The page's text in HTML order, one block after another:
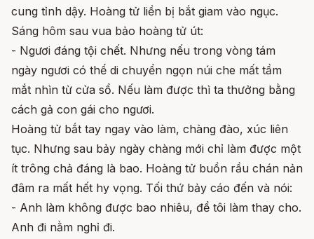
cung tỉnh dậy. Hoàng tử liền bị bắt giam vào ngục.
Sáng hôm sau vua bảo hoàng tử út:
- Ngươi đáng tội chết. Nhưng nếu trong vòng tám
ngày ngươi có thể di chuyển ngọn núi che mất tầm
mắt nhìn từ cửa sổ. Nếu làm được thì ta thưởng bằng
cách gả con gái cho ngươi.
Hoàng tử bắt tay ngay vào làm, chàng đào, xúc liên
tục. Nhưng sau bảy ngày chàng mới chỉ làm được một
ít trông chả đáng là bao. Hoàng tử buồn rầu chán nản
đâm ra mất hết hy vọng. Tối thứ bảy cáo đến và nói:
- Anh làm không được bao nhiêu, để tôi làm thay cho.
Anh đi nằm nghỉ đi.